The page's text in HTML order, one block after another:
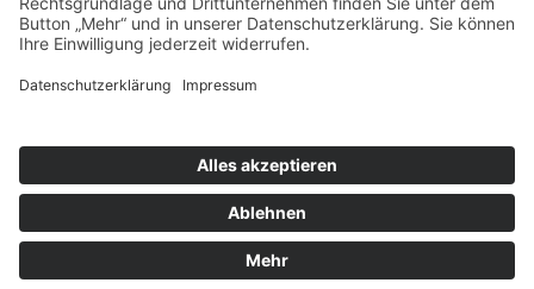
Zurück
© Verband der Tanzlehrer Österreichs
Impressum Datenschutz